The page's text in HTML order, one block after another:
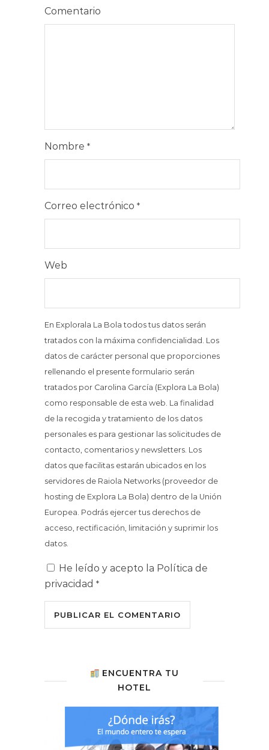
Comentario
Nombre *
Correo electrónico *
Web
En Explorala La Bola todos tus datos serán
tratados con la máxima confidencialidad. Los
datos de carácter personal que proporciones
rellenando el presente formulario serán
tratados por Carolina García (Explora La Bola)
como responsable de esta web. La finalidad
de la recogida y tratamiento de los datos
personales es para gestionar las solicitudes de
contacto, comentarios y newsletters. Los
datos que facilitas estarán ubicados en los
servidores de Raiola Networks (proveedor de
hosting de Explora La Bola) dentro de la Unión
Europea. Podrás ejercer tus derechos de
acceso, rectificación, limitación y suprimir los
datos.
He leído y acepto la Política de
privacidad *
ENCUENTRA TU
HOTEL